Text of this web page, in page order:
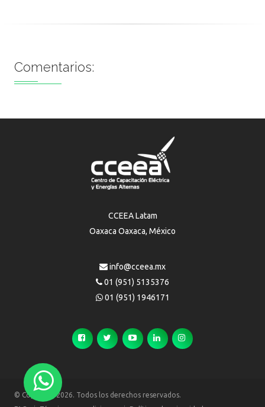
Comentarios:
CCEEA Latam
Oaxaca Oaxaca, México
info@cceea.mx
01 (951) 5135376
01 (951) 1946171
© Copyright 2026. Todos los derechos reservados.